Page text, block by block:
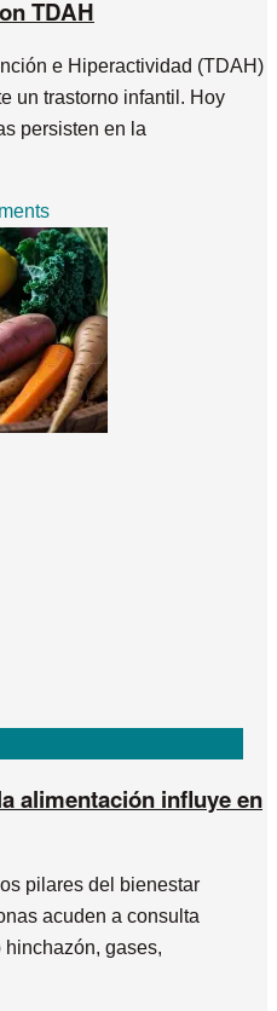
TDAH
e Hiperactividad (TDAH)
un trastorno infantil. Hoy
persisten en la
alimentación influye en
pilares del bienestar
acuden a consulta
gases,